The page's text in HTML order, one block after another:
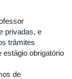
privadas, e
trâmites
estágio obrigatório
de